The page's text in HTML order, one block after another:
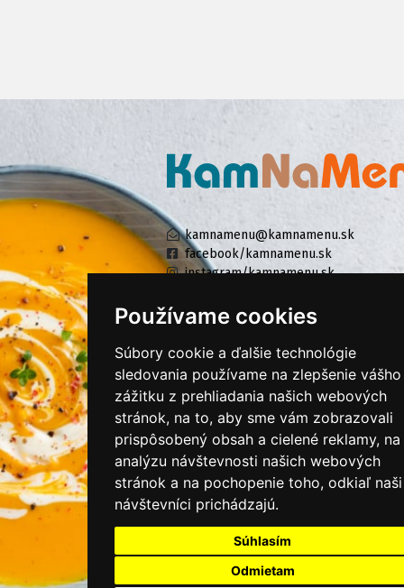
Používame cookies
Súbory cookie a ďalšie technológie
sledovania používame na zlepšenie vášho
zážitku z prehliadania našich webových
stránok, na to, aby sme vám zobrazovali
prispôsobený obsah a cielené reklamy, na
analýzu návštevnosti našich webových
stránok a na pochopenie toho, odkiaľ naši
návštevníci prichádzajú.
Súhlasím
Odmietam
kamnamenu@kamnamenu.sk
facebook/kamnamenu.sk
instagram/kamnamenu.sk
PRIHLÁSIŤ SA DO ZÁKAZNÍCKEJ ZÓNY
Všeobecné obchodné podmienky
Ochrana osobných údajov
Cookies
Moje KamNaMenu
Pridať reštauráciu